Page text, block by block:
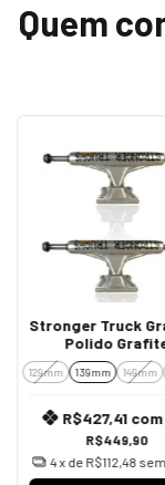
Quem
Stronger Truck
Polido
129mm 139mm 149mm
R$449,90
R$427,41 com
4x de R$112,48